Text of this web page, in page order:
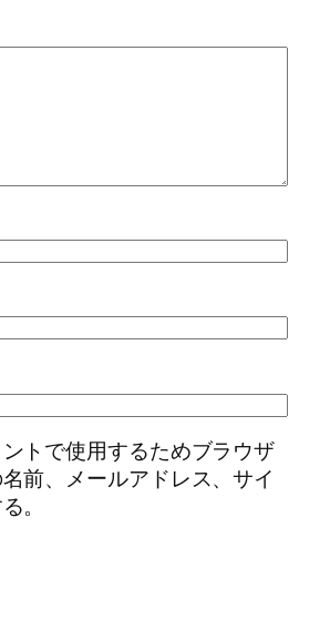
トで使用するためブラウザ
前、メールアドレス、サイ
。